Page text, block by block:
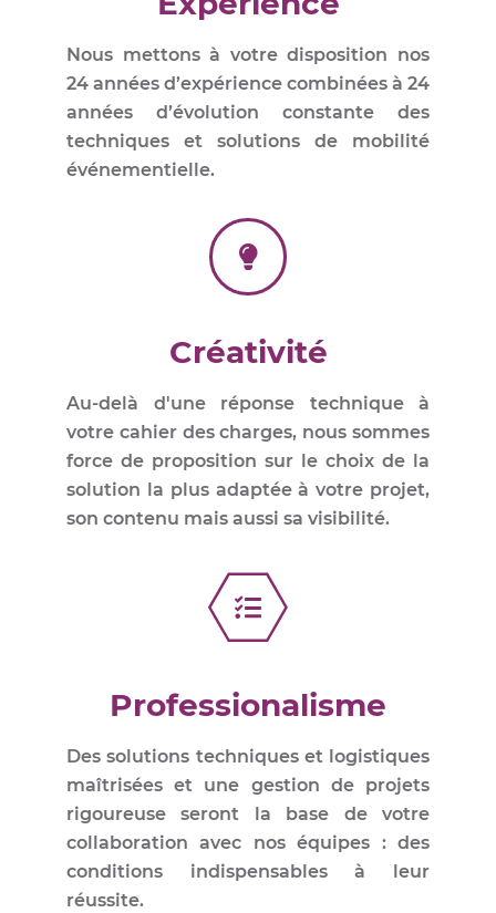
Nous mettons à votre disposition nos
24 années d’expérience combinées à 24
années d’évolution constante des
techniques et solutions de mobilité
événementielle.
Créativité
Au-delà d'une réponse technique à
votre cahier des charges, nous sommes
force de proposition sur le choix de la
solution la plus adaptée à votre projet,
son contenu mais aussi sa visibilité.
Professionalisme
Des solutions techniques et logistiques
maîtrisées et une gestion de projets
rigoureuse seront la base de votre
collaboration avec nos équipes : des
conditions indispensables à leur
réussite.